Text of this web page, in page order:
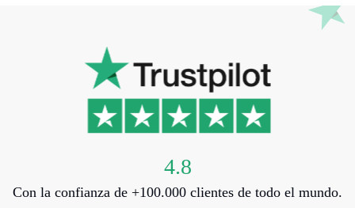
4.8
Con la confianza de +100.000 clientes de todo el mundo.